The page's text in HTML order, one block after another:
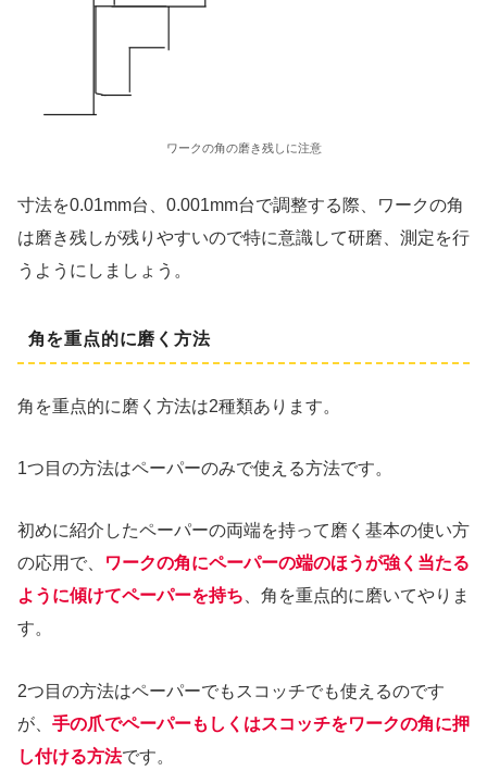
ワークの角の磨き残しに注意
寸法を0.01mm台、0.001mm台で調整する際、ワークの角
は磨き残しが残りやすいので特に意識して研磨、測定を行
うようにしましょう。
角を重点的に磨く方法
角を重点的に磨く方法は2種類あります。
1つ目の方法はペーパーのみで使える方法です。
初めに紹介したペーパーの両端を持って磨く基本の使い方
の応用で、
ワークの角にペーパーの端のほうが強く当たる
ように傾けてペーパーを持ち 、角を重点的に磨いてやりま
す。
2つ目の方法はペーパーでもスコッチでも使えるのです
が、 手の爪でペーパーもしくはスコッチをワークの角に押
し付ける方法です。